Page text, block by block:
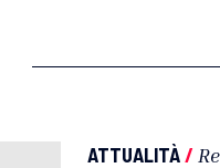
ATTUALITÀ/